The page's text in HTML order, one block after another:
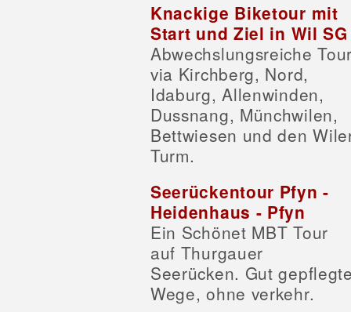
Knackige Biketour mit
Start und Ziel in Wil SG
Abwechslungsreiche
via Kirchberg, Nord,
Idaburg, Allenwinden,
Dussnang, Münchwilen,
Bettwiesen und den
Turm.
Seerückentour Pfyn -
Heidenhaus - Pfyn
Ein Schönet MBT Tour
auf Thurgauer
Seerücken. Gut
Wege, ohne verkehr.